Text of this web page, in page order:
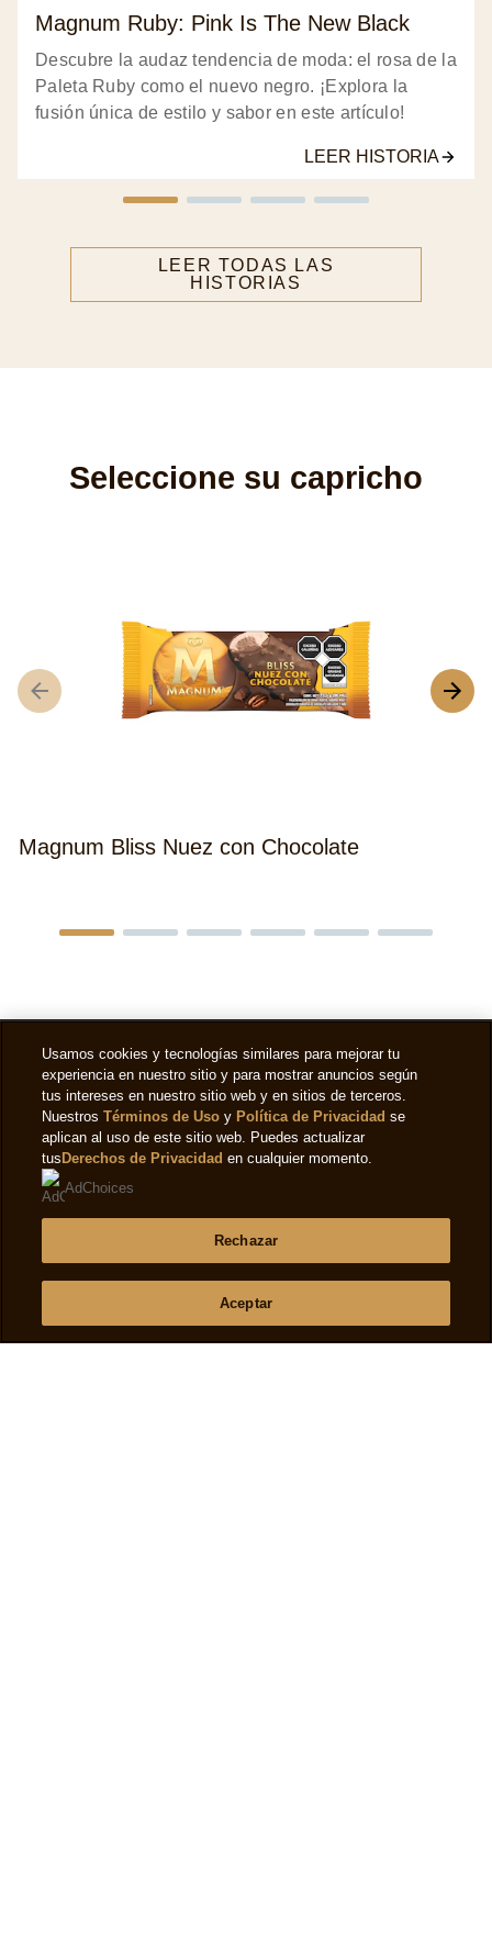
Magnum Ruby: Pink Is The New Black
Descubre la audaz tendencia de moda: el rosa de la
Paleta Ruby como el nuevo negro. ¡Explora la
fusión única de estilo y sabor en este artículo!
LEER HISTORIA
LEER TODAS LAS
HISTORIAS
Seleccione su capricho
Magnum Bliss Nuez con Chocolate
Legal
Accessibility
Usamos cookies y tecnologías similares para mejorar tu
experiencia en nuestro sitio y para mostrar anuncios según
tus intereses en nuestro sitio web y en sitios de terceros.
NuestrosTérminos de Uso y Política de Privacidadse
aplican al uso de este sitio web. Puedes actualizar
tus Derechos de Privacidad en cualquier momento.
AdChoices
Rechazar
Aceptar